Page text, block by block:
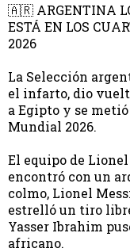
🇦🇷 ARGENTINA
ESTÁ EN LOS
2026
La Selección
el infarto, dio
a Egipto y se
Mundial 2026.
El equipo de
encontró con un
colmo, Lionel
estrelló un tiro
Yasser Ibrahim
africano.